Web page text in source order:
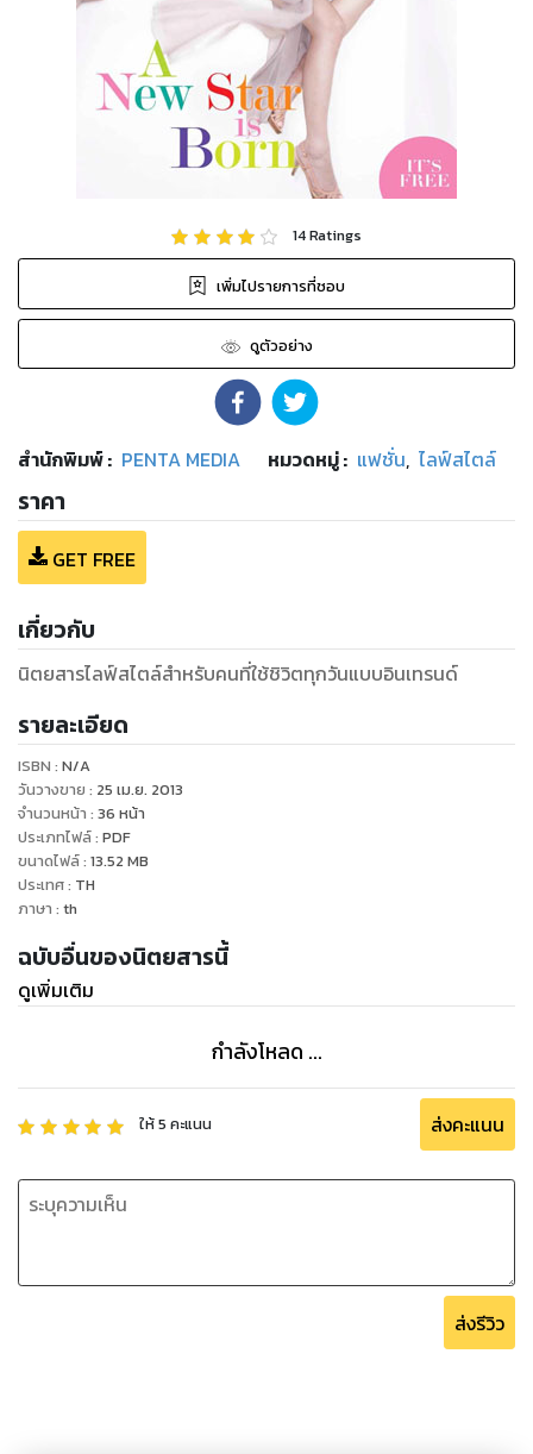
14Ratings
เพิ่มไปรายการที่ชอบ
ดูตัวอย่าง
สำนักพิมพ์: PENTA MEDIA หมวดหมู่: แฟชั่น, ไลฟ์สไตล์
ราคา
GET FREE
เกี่ยวกับ
นิตยสารไลฟ์สไตล์สําหรับคนที่ใช้ชิวิตทุกวันแบบอินเทรนด์
รายละเอียด
ISBN : N/A
วันวางขาย : 25 เม.ย. 2013
จำนวนหน้า : 36 หน้า
ประเภทไฟล์: PDF
ขนาดไฟล์: 13.52 MB
ประเทศ: TH
ภาษา : th
ฉบับอื่นของนิตยสารนี้
ดูเพิ่มเติม
กำลังโหลด ...
ให้5 คะแนน ส่งคะแนน
ส่งรีวิว